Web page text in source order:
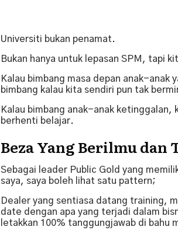
Universiti bukan penamat.
Bukan hanya untuk lepasan SPM, tapi
Kalau bimbang masa depan anak-anak
bimbang kalau kita sendiri pun tak
Kalau bimbang anak-anak ketinggalan,
berhenti belajar.
Beza Yang Berilmu dan
Sebagai leader Public Gold yang
saya, saya boleh lihat satu pattern;
Dealer yang sentiasa datang training,
date dengan apa yang terjadi dalam
letakkan 100% tanggungjawab di bahu